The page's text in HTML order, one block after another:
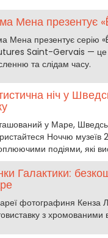
Мена презентує
Мена презентує серію
Saint-Gervais — це
та слідам часу.
ніч у
у Маре,
Ноччю музеїв
подіями, які
Галактики:
фотографиня Кенза
з хромованими